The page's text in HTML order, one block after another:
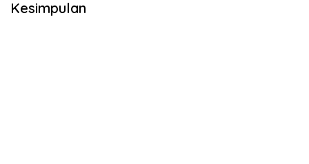
Kesimpulan